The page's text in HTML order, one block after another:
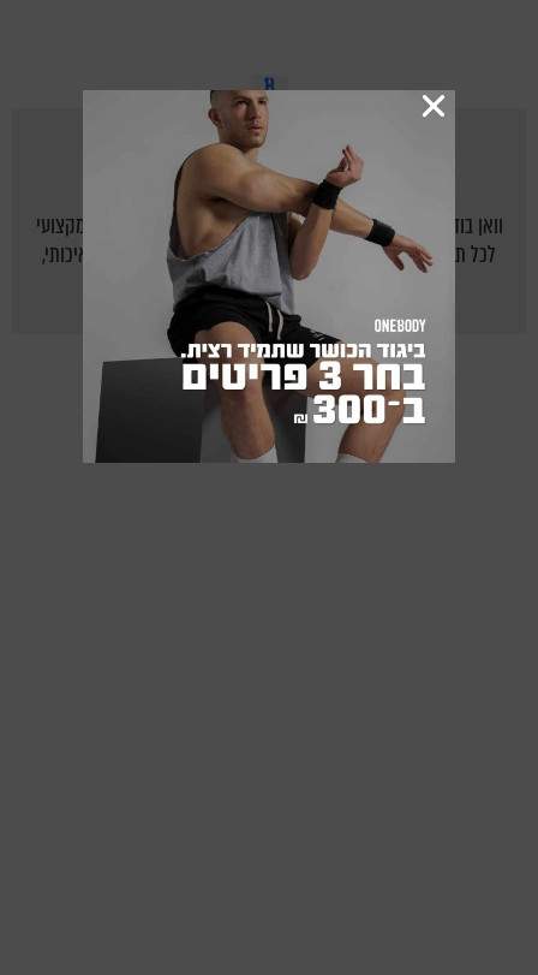
מאתONEBODY.CO.IL
וואן בודי - אתר הכושר של ישראל: יוצרים לישראלים בית חם ומקצועי
לכל תחום הכושר, תזונה נכונה ואורח חיים בריא על ידי תוכן איכותי,
מקצועי, צעיר ומעניין.